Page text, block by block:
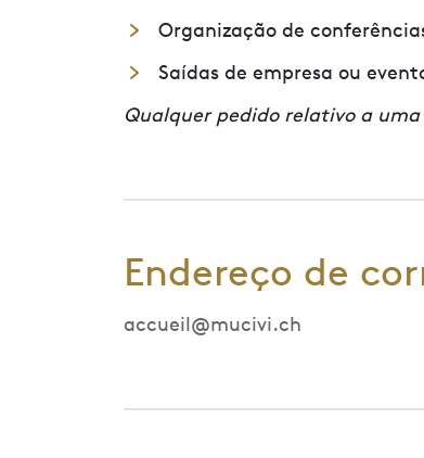
Organização de
Saídas de empresa ou
Qualquer pedido relativo a
Endereço de
accueil@mucivi.ch